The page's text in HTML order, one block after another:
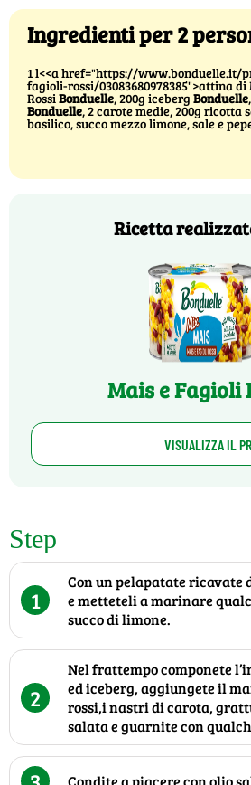
Ingredienti per 2
1 l<<a href="https://www.bonduelle.it/
fagioli-rossi/03083680978385">attina
RossiBonduelle, 200g iceberg Bonduelle
Bonduelle, 2 carote medie, 200g ricotta
basilico, succo mezzo limone, sale e
Ricetta
Mais e Fagioli
VISUALIZZA IL
Step
1
Con un pelapatate ricavate
e metteteli a marinare
succo di limone.
2
Nel frattempo componete
ed iceberg, aggiungete il
rossi,i nastri di carota,
salata e guarnite con